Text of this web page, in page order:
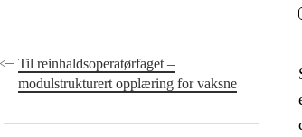
Til reinhaldsoperatørfaget –
modulstrukturert opplæring for vaksne